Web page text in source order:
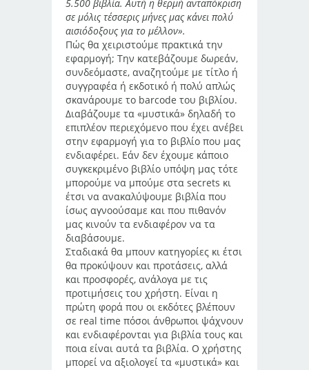
5.500 βιβλία. Αυτή η θερμή ανταπόκριση
σε μόλις τέσσερις μήνες μας κάνει πολύ
αισιόδοξους για το μέλλον».
Πώς θα χειριστούμε πρακτικά την
εφαρμογή; Την κατεβάζουμε δωρεάν,
συνδεόμαστε, αναζητούμε με τίτλο ή
συγγραφέα ή εκδοτικό ή πολύ απλώς
σκανάρουμε το barcode του βιβλίου.
Διαβάζουμε τα «μυστικά» δηλαδή το
επιπλέον περιεχόμενο που έχει ανέβει
στην εφαρμογή για το βιβλίο που μας
ενδιαφέρει. Εάν δεν έχουμε κάποιο
συγκεκριμένο βιβλίο υπόψη μας τότε
μπορούμε να μπούμε στα secrets κι
έτσι να ανακαλύψουμε βιβλία που
ίσως αγνοούσαμε και που πιθανόν
μας κινούν τα ενδιαφέρον να τα
διαβάσουμε.
Σταδιακά θα μπουν κατηγορίες κι έτσι
θα προκύψουν και προτάσεις, αλλά
και προσφορές, ανάλογα με τις
προτιμήσεις του χρήστη. Είναι η
πρώτη φορά που οι εκδότες βλέπουν
σε real time πόσοι άνθρωποι ψάχνουν
και ενδιαφέρονται για βιβλία τους και
ποια είναι αυτά τα βιβλία. Ο χρήστης
μπορεί να αξιολογεί τα «μυστικά» και